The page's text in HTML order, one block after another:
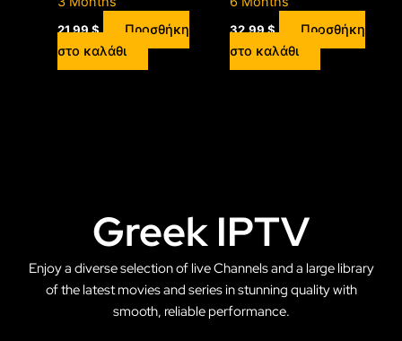
21,99$
Προσθήκη
στο καλάθι
32,99$
Προσθήκη
στο καλάθι
Greek IPTV
Enjoy a diverse selection of live Channels and a large library
of the latest movies and series in stunning quality with
smooth, reliable performance.